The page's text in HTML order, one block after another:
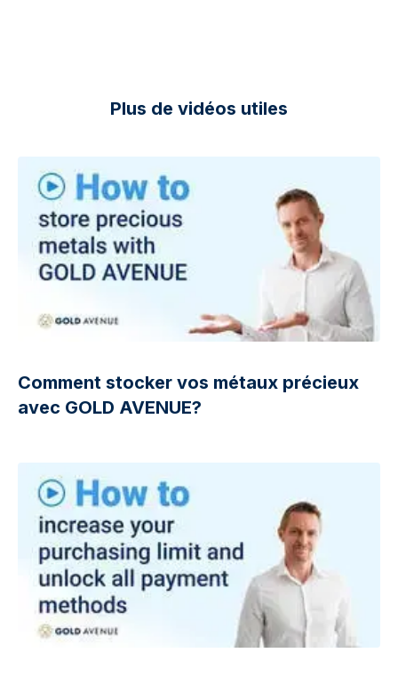
Plus de vidéos utiles
Comment stocker vos métaux précieux
avec GOLD AVENUE?